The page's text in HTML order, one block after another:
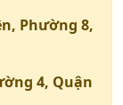
Phường 8,
4, Quận